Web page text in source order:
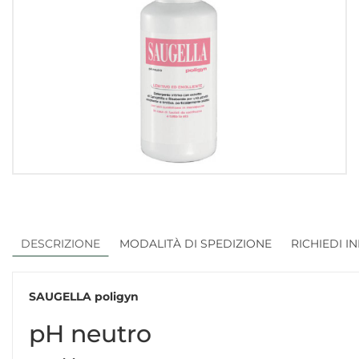
DESCRIZIONE MODALITÀ DI SPEDIZIONE RICHIEDI
SAUGELLA poligyn
pH neutro